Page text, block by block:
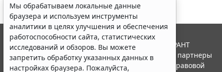
Мы обрабатываем локальные данные
браузера и используем инструменты
аналитики в целях улучшения и обеспечения
работоспособности сайта, статистических
исследований и обзоров. Вы можете
запретить обработку указанных данных в
настройках браузера. Пожалуйста,
© ООО "НПП "ГАРАНТ-СЕРВИС", 2026. Система ГАРАНТ
выпускается с 1990 года. Компания "Гарант" и ее партнеры
являются участниками Российской ассоциации правовой